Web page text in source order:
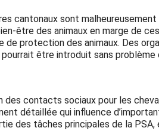
cantonaux sont
être des animaux en marge de
protection des animaux. Des
être introduit sans
des contacts sociaux pour les
détaillée qui influence
des tâches principales de la